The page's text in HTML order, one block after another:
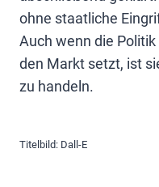
ohne staatliche
Auch wenn die
den Markt setzt, ist
zu handeln.
Titelbild: Dall-E